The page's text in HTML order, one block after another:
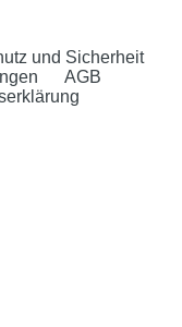
und Sicherheit
AGB